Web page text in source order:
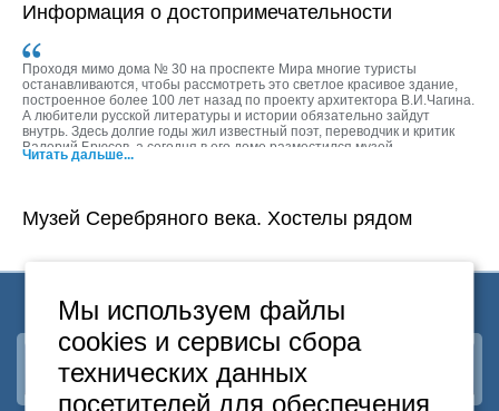
Информация о достопримечательности
Проходя мимо дома № 30 на проспекте Мира многие туристы
останавливаются, чтобы рассмотреть это светлое красивое здание,
построенное более 100 лет назад по проекту архитектора В.И.Чагина.
А любители русской литературы и истории обязательно зайдут
внутрь. Здесь долгие годы жил известный поэт, переводчик и критик
Валерий Брюсов, а сегодня в его доме разместился музей
«Серебряного века». На первом этаже в восстановленных по
картины, подаренные поэту художниками начала ХХ века. Второй этаж
представляет экспозицию писателей и поэтов серебряного века -
издания книг с автографами авторов, позволяют почувствовать
В музее проводятся экскурсии по различным направлениям
литературы начала прошлого века (акмеизм, футуризм, символизм,
реализм и пр.), а также интерактивные занятия по теме «учителя и
ученики серебряного века». Музей работает все дни, кроме
понедельника, с 11.00 до 18.00 часов, а по четвергам и пятницам в
вечернее время с 14.00 до 21.00 часа. Последний день месяца –
Читать дальше...
Музей Серебряного века. Хостелы рядом
Наша группа ВКонтакте
Мы используем файлы
cookies и сервисы сбора
технических данных
посетителей для обеспечения